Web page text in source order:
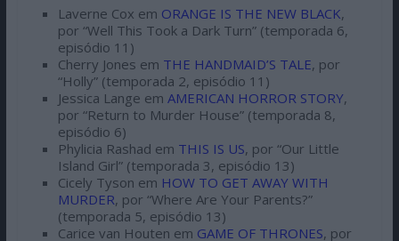
Laverne Cox em ORANGE IS THE NEW BLACK,
por “Well This Took a Dark Turn” (temporada 6,
episódio 11)
Cherry Jones em THE HANDMAID’S TALE, por
“Holly” (temporada 2, episódio 11)
Jessica Lange em AMERICAN HORROR STORY,
por “Return to Murder House” (temporada 8,
episódio 6)
Phylicia Rashad em THIS IS US, por “Our Little
Island Girl” (temporada 3, episódio 13)
Cicely Tyson em HOW TO GET AWAY WITH
MURDER, por “Where Are Your Parents?”
(temporada 5, episódio 13)
Carice van Houten em GAME OF THRONES, por